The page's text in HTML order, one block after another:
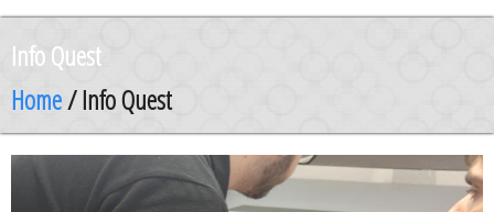
Το Σχολείο μας
Δράση Μαθητείας
Καθηγητές
Info Quest
Home/ Info Quest